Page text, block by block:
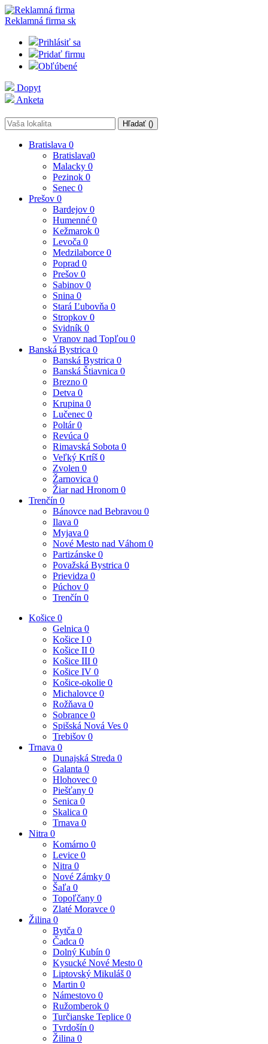
Reklamná firma sk
Prihlásiť sa
Pridať firmu
Obľúbené
Dopyt
Anketa
Hľadať ()
Bratislava 0
Bratislava0
Malacky 0
Pezinok 0
Senec 0
Prešov 0
Bardejov 0
Humenné 0
Kežmarok 0
Levoča 0
Medzilaborce 0
Poprad 0
Prešov 0
Sabinov 0
Snina 0
Stará Ľubovňa 0
Stropkov 0
Svidník 0
Vranov nad Topľou 0
Banská Bystrica 0
Banská Bystrica 0
Banská Štiavnica 0
Brezno 0
Detva 0
Krupina 0
Lučenec 0
Poltár0
Revúca 0
Rimavská Sobota 0
Veľký Krtíš 0
Zvolen 0
Žarnovica 0
Žiar nad Hronom 0
Trenčín 0
Bánovce nad Bebravou 0
Ilava 0
Myjava 0
Nové Mesto nad Váhom 0
Partizánske 0
Považská Bystrica 0
Prievidza 0
Púchov 0
Trenčín 0
Košice 0
Gelnica 0
Košice I 0
Košice II 0
Košice III 0
Košice IV 0
Košice-okolie 0
Michalovce 0
Rožňava 0
Sobrance 0
Spišská Nová Ves 0
Trebišov 0
Trnava 0
Dunajská Streda 0
Galanta 0
Hlohovec 0
Piešťany 0
Senica 0
Skalica 0
Trnava 0
Nitra 0
Komárno 0
Levice 0
Nitra 0
Nové Zámky 0
Šaľa 0
Topoľčany 0
Zlaté Moravce 0
Žilina 0
Bytča 0
Čadca 0
Dolný Kubín 0
Kysucké Nové Mesto 0
Liptovský Mikuláš 0
Martin 0
Námestovo 0
Ružomberok 0
Turčianske Teplice 0
Tvrdošín 0
Žilina 0